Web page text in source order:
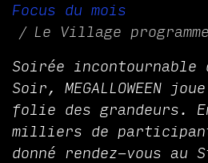
Focus du mois
Le Village programme le plus grand
Soirée incontournable
Soir, MEGALLOWEEN
folie des grandeurs.
milliers de
donné rendez-vous au